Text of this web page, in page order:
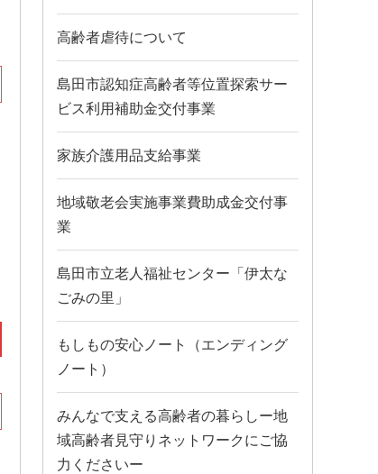
高齢者虐待について
島田市認知症高齢者等位置探索サー
ビス利用補助金交付事業
家族介護用品支給事業
地域敬老会実施事業費助成金交付事
業
島田市立老人福祉センター「伊太な
ごみの里」
もしもの安心ノート（エンディング
ノート）
みんなで支える高齢者の暮らしー地
域高齢者見守りネットワークにご協
力くださいー